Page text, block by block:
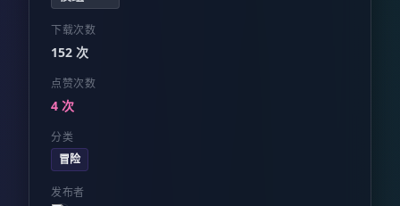
下载次数
152 次
点赞次数
4 次
分类
冒险
发布者